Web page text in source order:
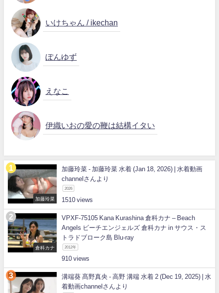
いけちゃん / ikechan
ぽんゆず
えなこ
伊織いおの愛の鞭は結構イタい
加藤玲菜
加藤玲菜 - 加藤玲菜 水着 (Jan 18, 2026) | 水着動画
channelさんより
2026
1510
倉科カナ
VPXF-75105 Kana Kurashina 倉科カナ – Beach
Angels ビーチエンジェルズ 倉科カナ in サウス・ス
トラドブローク島 Blu-ray
2012年
910
溝端葵 髙野真央 - 高野 溝端 水着 2 (Dec 19, 2025) | 水
着動画channelさんより